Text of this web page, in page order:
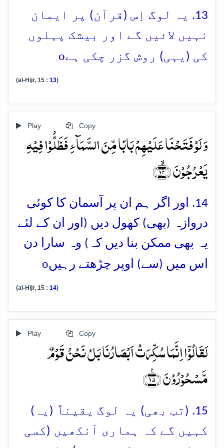
13. یہ لوگ اِس (قرآن) پر ایمان
نہیں لائیں گے اور بیشک پہلوں
کی (یہی) روش گزر چکی ہےo
(al-Hijr, 15 : 13)
Play Copy
وَ لَوۡ فَتَحۡنَا عَلَیۡہِمۡ بَابًا مِّنَ السَّمَآءِ فَظَلُّوۡا فِیۡہِ
یَعۡرُجُوۡنَ ﴿ۙ۱۴﴾
14. اور اگر ہم ان پر آسمان کا کوئی
دروازہ (بھی) کھول دیں (اور ان کے لئے
یہ بھی ممکن بنا دیں کہ) وہ سارا دن
اس میں (سے) اوپر چڑھتے رہیںo
(al-Hijr, 15 : 14)
Play Copy
لَقَالُوۡۤا اِنَّمَا سُکِّرَتۡ اَبۡصَارُنَا بَلۡ نَحۡنُ قَوۡمٌ
مَّسۡحُوۡرُوۡنَ ﴿٪۱۵﴾
15. (تب بھی) یہ لوگ یقیناً (یہ)
کہیں گے کہ ہماری آنکھیں (کسی